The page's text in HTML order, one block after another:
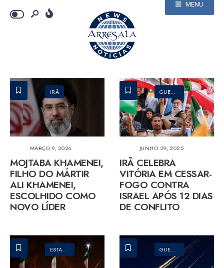
MENU
IRÃ
MARÇO 9, 2026
MOJTABA KHAMENEI,
FILHO DO MÁRTIR
ALI KHAMENEI,
ESCOLHIDO COMO
NOVO LÍDER
GUERRA •IRÃ•ISRAEL
JUNHO 29, 2025
IRÃ CELEBRA
VITÓRIA EM CESSAR-
FOGO CONTRA
ISRAEL APÓS 12 DIAS
DE CONFLITO
ESTADOS UNIDOS DA AMÉRICA •IRÃ• ISRAEL
GUERRA •IRÃ